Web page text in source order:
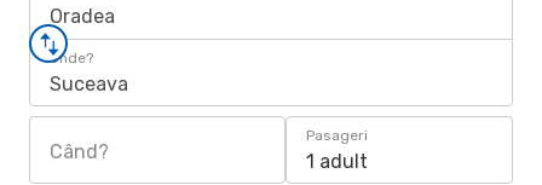
Oradea
Unde?
Suceava
Când?
Pasageri
1 adult